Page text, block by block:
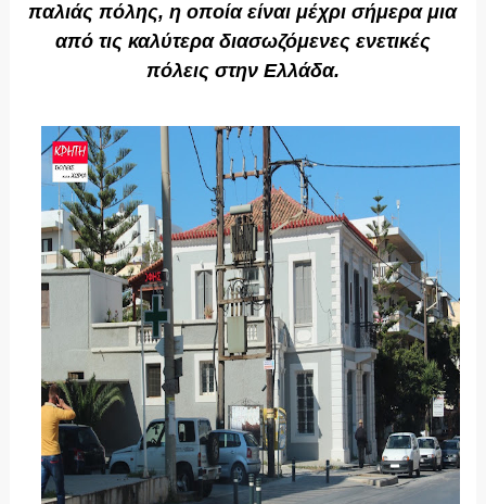
παλιάς πόλης, η οποία είναι μέχρι σήμερα μια
από τις καλύτερα διασωζόμενες ενετικές
πόλεις στην Ελλάδα.